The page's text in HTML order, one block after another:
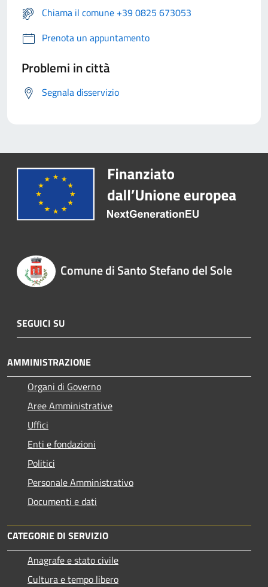
Chiama il comune +39 0825 673053
Prenota un appuntamento
Problemi in città
Segnala disservizio
Comune di Santo Stefano del Sole
SEGUICI SU
AMMINISTRAZIONE
Organi di Governo
Aree Amministrative
Uffici
Enti e fondazioni
Politici
Personale Amministrativo
Documenti e dati
CATEGORIE DI SERVIZIO
Anagrafe e stato civile
Cultura e tempo libero